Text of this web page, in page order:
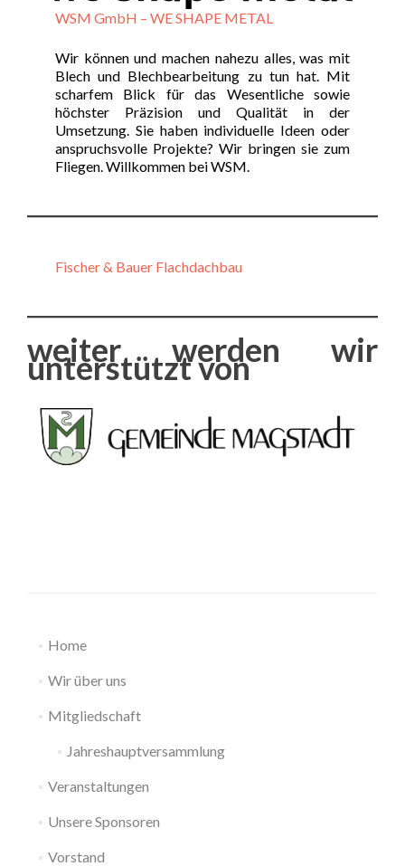
WSM GmbH – WE SHAPE METAL
Wir können und machen nahezu alles, was mit
Blech und Blechbearbeitung zu tun hat. Mit
scharfem Blick für das Wesentliche sowie
höchster Präzision und Qualität in der
Umsetzung. Sie haben individuelle Ideen oder
anspruchsvolle Projekte? Wir bringen sie zum
Fliegen. Willkommen bei WSM.
Fischer & Bauer Flachdachbau
weiter werden wir
unterstützt von
Home
Wir über uns
Mitgliedschaft
Jahreshauptversammlung
Veranstaltungen
Unsere Sponsoren
Vorstand